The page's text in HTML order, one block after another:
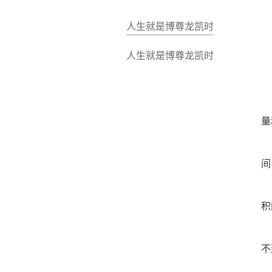
人生就是博尊龙凯时
人生就是博尊龙凯时